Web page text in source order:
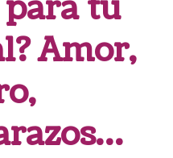
Amor,